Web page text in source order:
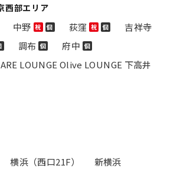
西部エリア
中野 祝 個 荻窪 祝 個
吉祥寺
調布 個 府中 個
LOUNGE Olive LOUNGE 下高井
横浜（西口21F）
新横浜